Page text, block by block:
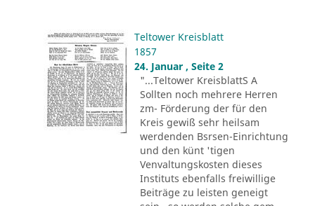
Teltower Kreisblatt
1857
24. Januar , Seite 2
"...Teltower KreisblattS A
Sollten noch mehrere Herren
zm- Förderung der für den
Kreis gewiß sehr heilsam
werdenden Bsrsen-Einrichtung
und den künt 'tigen
Venvaltungskosten dieses
Instituts ebenfalls freiwillige
Beiträge zu leisten geneigt